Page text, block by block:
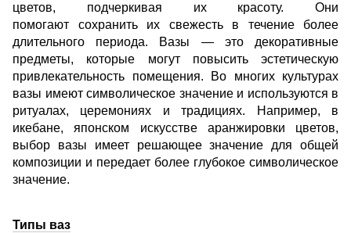
цветов, подчеркивая их красоту. Они
помогают сохранить их свежесть в течение более
длительного периода.
Вазы — это декоративные
предметы, которые могут повысить эстетическую
привлекательность помещения.
Во многих культурах
вазы имеют символическое значение и используются в
ритуалах, церемониях и традициях. Например, в
икебане, японском искусстве аранжировки цветов,
выбор вазы имеет решающее значение для общей
композиции и передает более глубокое символическое
значение.
Типы ваз